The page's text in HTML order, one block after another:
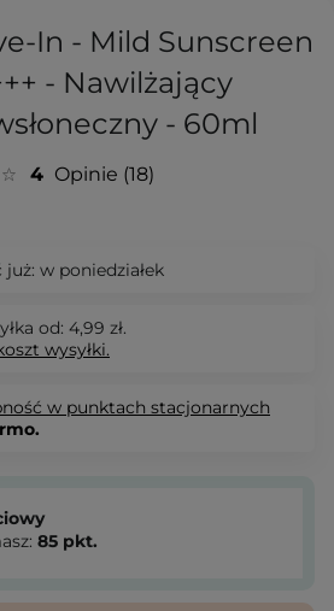
In - Mild Sunscreen
- Nawilżający
- 60ml
4 Opinie 18
już: w poniedziałek
od: 4,99 zł.
wysyłki.
w punktach stacjonarnych
85 pkt.